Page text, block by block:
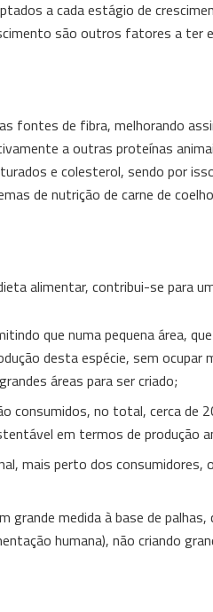
a cada estágio de
são outros fatores a ter
fontes de fibra, melhorando
a outras proteínas
e colesterol, sendo por
de nutrição de carne de
alimentar, contribui-se para
que numa pequena área,
desta espécie, sem
áreas para ser criado;
consumidos, no total, cerca de
em termos de produção
mais perto dos
medida à base de
humana), não criando